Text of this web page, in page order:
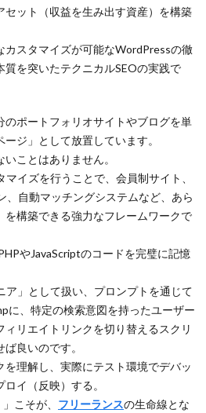
セット（収益を生み出す資産）を構築
カスタマイズが可能なWordPressの徹
質を突いたテクニカルSEOの実践で
のポートフォリオサイトやブログを単
ジ」として放置しています。
ことはありません。
イズを行うことで、会員制サイト、
、自動マッチングシステムなど、あら
を構築できる強力なフレームワークで
やJavaScriptのコードを完璧に記憶
」として扱い、プロンプトを通じて
に、特定の検索意図を持ったユーザー
リエイトリンクを切り替えるスクリ
良いのです。
理解し、実際にテスト環境でデバッ
イ（反映）する。
こそが、 フリーランスの生命線とな